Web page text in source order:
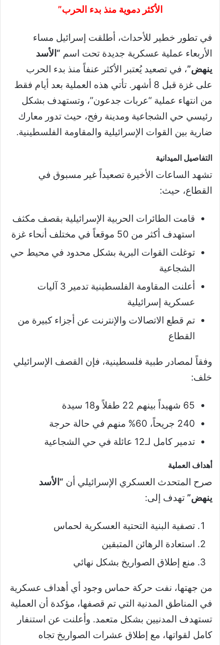
الأكثر دموية منذ بدء الحرب”
في تطور خطير للأحداث، أطلقت إسرائيل مساء
الأربعاء عملية عسكرية جديدة تحت اسم “الأسد
ينهض”، في تصعيد يُعتبر الأكثر عنفاً منذ بدء الحرب
على غزة قبل 8 أشهر. تأتي هذه العملية بعد أيام فقط
من انتهاء عملية “عربات جدعون”، وتستهدف بشكل
رئيسي حي الشجاعية ومدينة رفح، حيث تدور معارك
ضارية بين القوات الإسرائيلية والمقاومة الفلسطينية.
التفاصيل الميدانية
تشهد الساعات الأخيرة تصعيداً غير مسبوق في
القطاع، حيث:
قامت الطائرات الحربية الإسرائيلية بقصف مكثف
استهدف أكثر من 50 موقعاً في مختلف أنحاء غزة
توغلت القوات البرية بشكل محدود في محيط حي
الشجاعية
أعلنت المقاومة الفلسطينية تدمير 3 آليات
عسكرية إسرائيلية
تم قطع الاتصالات والإنترنت عن أجزاء كبيرة من
القطاع
وفقاً لمصادر طبية فلسطينية، فإن القصف الإسرائيلي
خلف:
65 شهيداً بينهم 22 طفلاً و18 سيدة
240 جريحاً، 60% منهم في حالة حرجة
تدمير كامل لـ12 عائلة في حي الشجاعية
أهداف العملية
صرح المتحدث العسكري الإسرائيلي أن “الأسد
ينهض” تهدف إلى:
تصفية البنية التحتية العسكرية لحماس
استعادة الرهائن المتبقين
منع إطلاق الصواريخ بشكل نهائي
من جهتها، نفت حركة حماس وجود أي أهداف عسكرية
في المناطق المدنية التي تم قصفها، مؤكدة أن العملية
تستهدف المدنيين بشكل متعمد. وأعلنت عن استنفار
كامل لقواتها، مع إطلاق عشرات الصواريخ تجاه